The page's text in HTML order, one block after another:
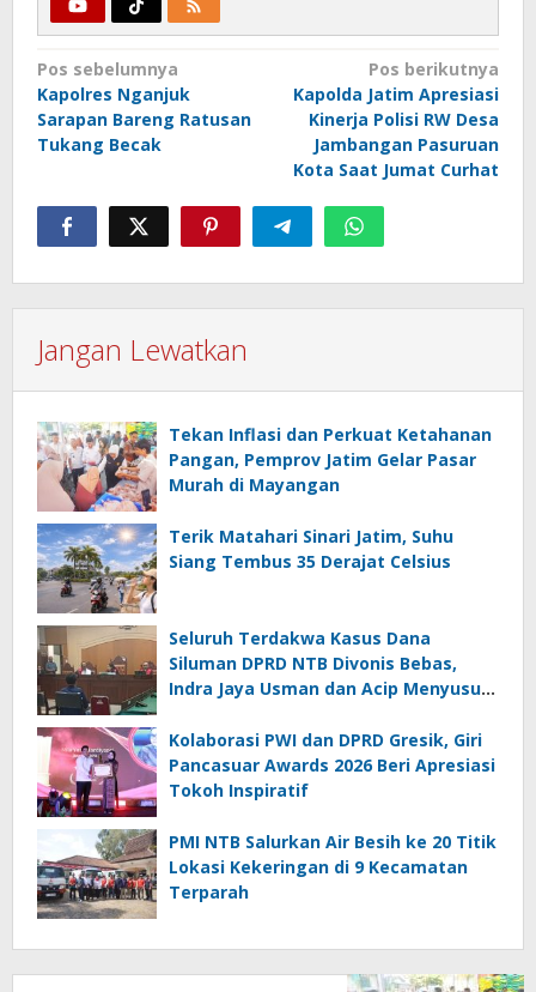
Navigasi
pos
Pos sebelumnya
Kapolres Nganjuk
Sarapan Bareng Ratusan
Tukang Becak
Pos berikutnya
Kapolda Jatim Apresiasi
Kinerja Polisi RW Desa
Jambangan Pasuruan
Kota Saat Jumat Curhat
Jangan Lewatkan
Tekan Inflasi dan Perkuat Ketahanan
Pangan, Pemprov Jatim Gelar Pasar
Murah di Mayangan
Terik Matahari Sinari Jatim, Suhu
Siang Tembus 35 Derajat Celsius
Seluruh Terdakwa Kasus Dana
Siluman DPRD NTB Divonis Bebas,
Indra Jaya Usman dan Acip Menyusul
Kolaborasi PWI dan DPRD Gresik, Giri
Pancasuar Awards 2026 Beri Apresiasi
Tokoh Inspiratif
PMI NTB Salurkan Air Besih ke 20 Titik
Lokasi Kekeringan di 9 Kecamatan
Terparah